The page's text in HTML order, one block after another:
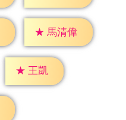
★ 馬清偉
★ 王凱